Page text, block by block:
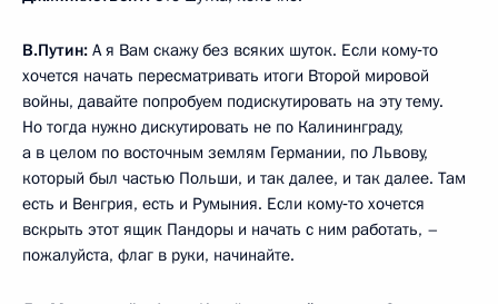
В.Путин: А я Вам скажу без всяких шуток. Если кому‑то
хочется начать пересматривать итоги Второй мировой
войны, давайте попробуем подискутировать на эту тему.
Но тогда нужно дискутировать не по Калининграду,
а в целом по восточным землям Германии, по Львову,
который был частью Польши, и так далее, и так далее. Там
есть и Венгрия, есть и Румыния. Если кому‑то хочется
вскрыть этот ящик Пандоры и начать с ним работать, –
пожалуйста, флаг в руки, начинайте.